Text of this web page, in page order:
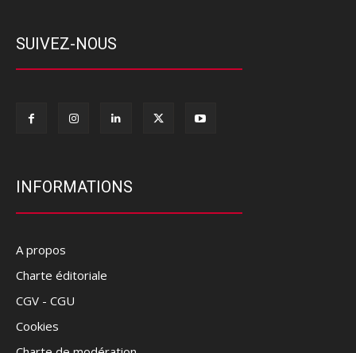
SUIVEZ-NOUS
INFORMATIONS
A propos
Charte éditoriale
CGV - CGU
Cookies